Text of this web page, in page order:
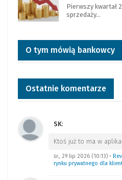
Pierwszy kwartał
sprzedaży…
O tym mówią bankowcy
Ostatnie komentarze
SK:
Ktoś już to ma w
śr., 29 lip 2026 (10:13)•
rynku prywatnego dla